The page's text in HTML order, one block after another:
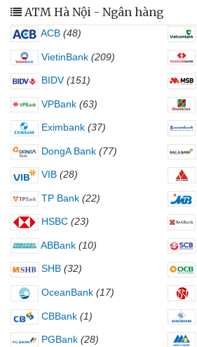
ATM Hà Nội - Ngân hàng
ACB (48)
VietinBank (209)
BIDV (151)
VPBank (63)
Eximbank (37)
DongA Bank (77)
VIB (28)
TP Bank (22)
HSBC (23)
ABBank (10)
SHB (32)
OceanBank (17)
CBBank (1)
PGBank (28)